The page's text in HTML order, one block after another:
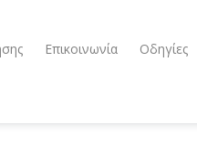
Επικοινωνία Οδηγίες